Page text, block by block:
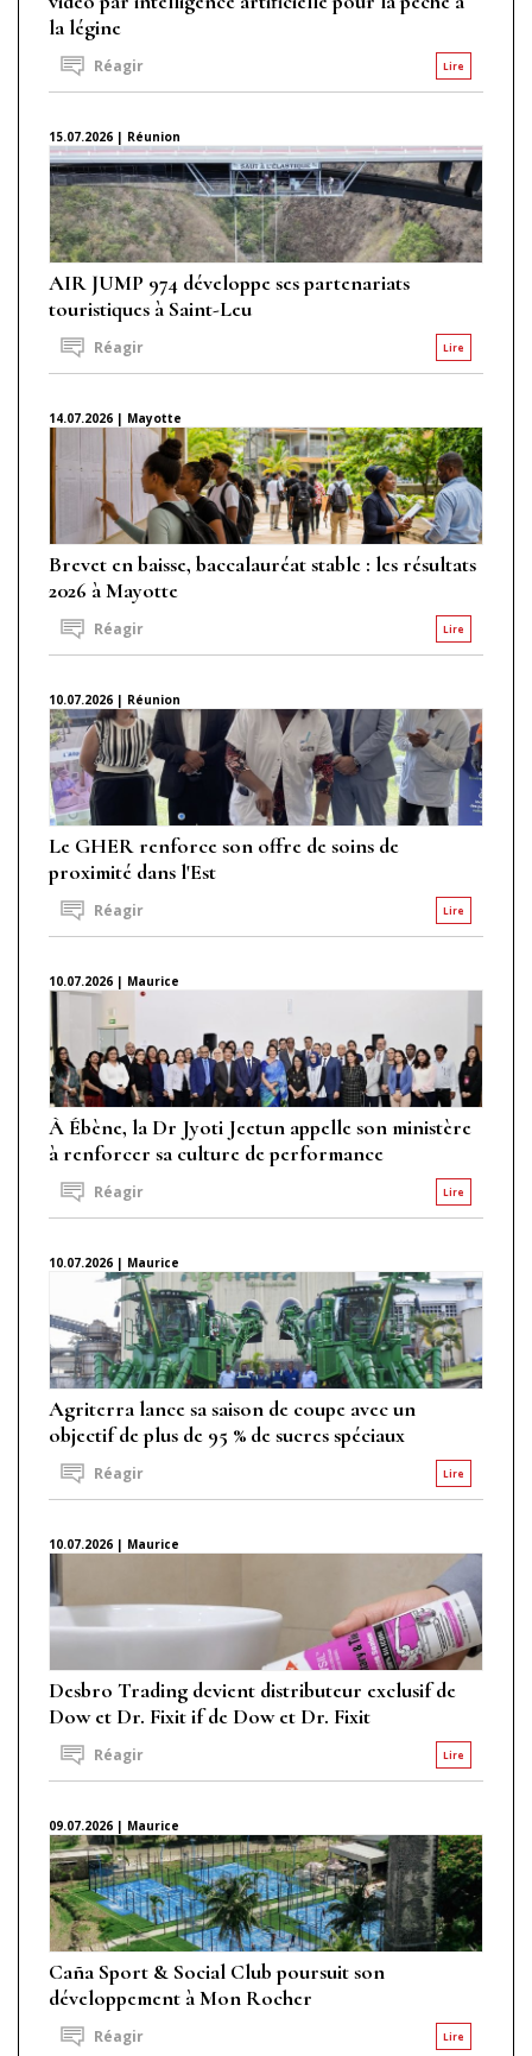
la légine
Lire
Réagir
15.07.2026 | Réunion
AIR JUMP 974 développe ses partenariats
touristiques à Saint-Leu
Lire
Réagir
14.07.2026 | Mayotte
Brevet en baisse, baccalauréat stable : les résultats
2026 à Mayotte
Lire
Réagir
10.07.2026 | Réunion
Le GHER renforce son offre de soins de
proximité dans l'Est
Lire
Réagir
10.07.2026 | Maurice
À Ébène, la Dr Jyoti Jeetun appelle son ministère
à renforcer sa culture de performance
Lire
Réagir
10.07.2026 | Maurice
Agriterra lance sa saison de coupe avec un
objectif de plus de 95 % de sucres spéciaux
Lire
Réagir
10.07.2026 | Maurice
Desbro Trading devient distributeur exclusif de
Dow et Dr. Fixit if de Dow et Dr. Fixit
Lire
Réagir
09.07.2026 | Maurice
Caña Sport & Social Club poursuit son
développement à Mon Rocher
Lire
Réagir